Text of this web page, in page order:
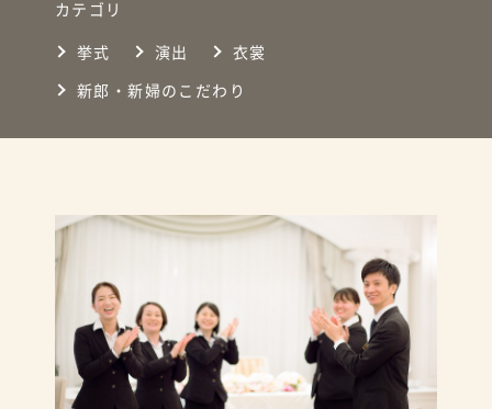
カテゴリ
挙式 演出 衣裳
新郎・新婦のこだわり